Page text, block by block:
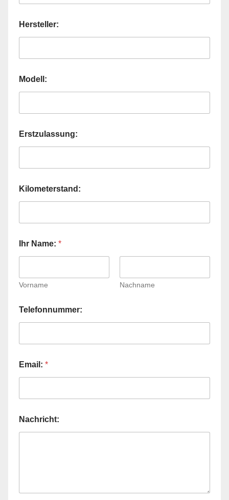
Hersteller:
Modell:
Erstzulassung:
Kilometerstand:
o
d
l
h
r
m
i
Ihr Name: *
Vorname Nachname
Telefonnummer:
Email: *
Nachricht: